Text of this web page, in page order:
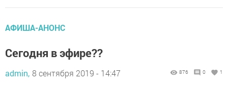
АФИША-АНОНС
Сегодня в эфире??
admin, 8 сентября 2019 - 14:47 876 0 1